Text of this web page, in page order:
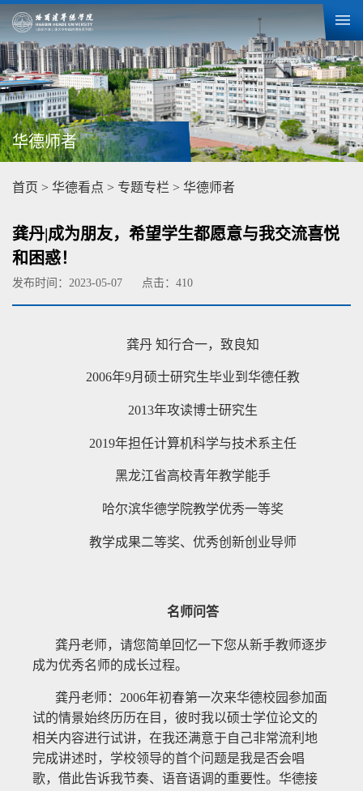
华德师者
首页 > 华德看点 > 专题专栏 > 华德师者
​龚丹|成为朋友，希望学生都愿意与我交流喜悦
和困惑！
发布时间：2023-05-07 点击： 410
龚丹 知行合一，致良知
2006年9月硕士研究生毕业到华德任教
2013年攻读博士研究生
2019年担任计算机科学与技术系主任
黑龙江省高校青年教学能手
哈尔滨华德学院教学优秀一等奖
教学成果二等奖、优秀创新创业导师
名师问答
龚丹老师，请您简单回忆一下您从新手教师逐步
成为优秀名师的成长过程。
龚丹老师：2006年初春第一次来华德校园参加面
试的情景始终历历在目，彼时我以硕士学位论文的
相关内容进行试讲，在我还满意于自己非常流利地
完成讲述时，学校领导的首个问题是我是否会唱
歌，借此告诉我节奏、语音语调的重要性。华德接